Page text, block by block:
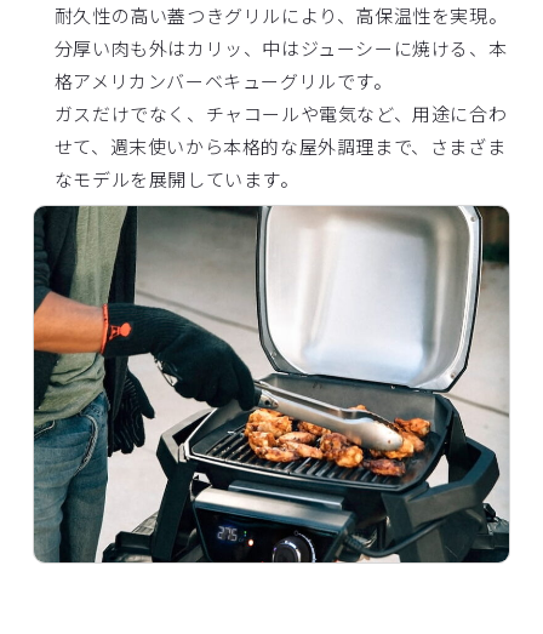
耐久性の高い蓋つきグリルにより、高保温性を実現。
分厚い肉も外はカリッ、中はジューシーに焼ける、本
格アメリカンバーベキューグリルです。
ガスだけでなく、チャコールや電気など、用途に合わ
せて、週末使いから本格的な屋外調理まで、さまざま
なモデルを展開しています。